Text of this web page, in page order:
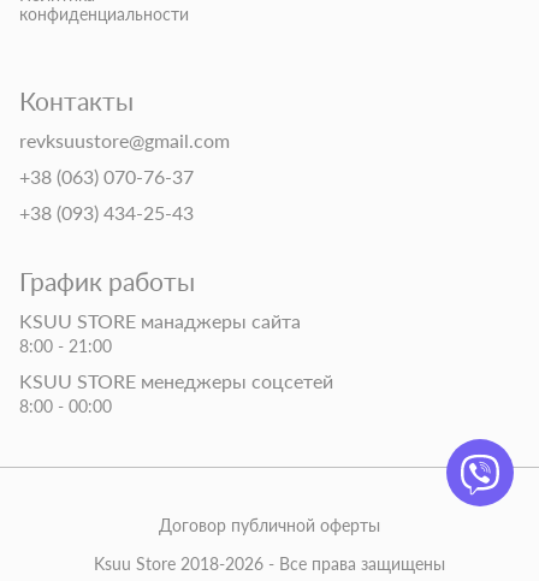
конфиденциальности
Контакты
revksuustore@gmail.com
+38 (063) 070-76-37
+38 (093) 434-25-43
График работы
KSUU STORE манаджеры сайта
8:00 - 21:00
KSUU STORE менеджеры соцсетей
8:00 - 00:00
Ksuu Store 2018-2026 - Все права защищены
Договор публичной оферты